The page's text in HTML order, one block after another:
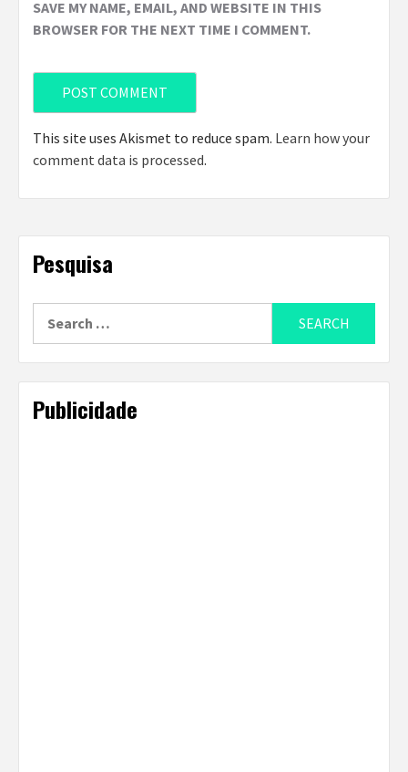
SAVE MY NAME, EMAIL, AND WEBSITE IN THIS
BROWSER FOR THE NEXT TIME I COMMENT.
This site uses Akismet to reduce spam. Learn how your
comment data is processed.
Pesquisa
for:
Publicidade